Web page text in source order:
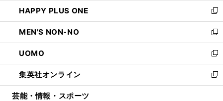
く
で
開
く
ド
ウ
で
開
く
ィ
ン
ド
ウ
で
開
く
し
い
ウ
ィ
ン
ド
ウ
で
開
HAPPY PLUS ONE
新
し
い
ウ
ィ
ン
ド
ウ
MEN'S NON-NO
新
し
い
ウ
ィ
ン
UOMO
新
し
い
ウ
集英社オンライン
新
し
芸能・情報・スポーツ